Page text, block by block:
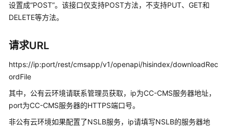
南
格
明
开
发
指
南
设置成“POST”。该接口仅支持POST方法，不支持PUT、GET和
DELETE等方法。
请求URL
https://ip:port/rest/cmsapp/v1/openapi/hisindex/downloadRec
ordFile
其中，公有云环境请联系管理员获取，ip为CC-CMS服务器地址，
port为CC-CMS服务器的HTTPS端口号。
非公有云环境如果配置了NSLB服务，ip请填写NSLB的服务器地